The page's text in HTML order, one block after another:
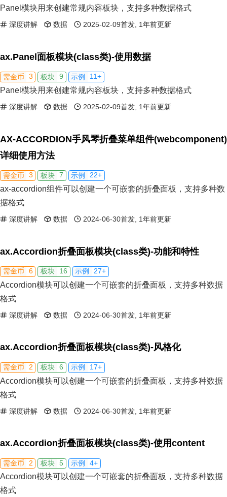
Panel模块用来创建常规内容板块，支持多种数据格式
深度讲解 数据 2025-02-09首发, 1年前更新
ax.Panel面板模块(class类)-使用数据
需金币 3 板块 9 示例 11+
Panel模块用来创建常规内容板块，支持多种数据格式
深度讲解 数据 2025-02-09首发, 1年前更新
AX-ACCORDION手风琴折叠菜单组件(webcomponent)
详细使用方法
需金币 3 板块 7 示例 22+
ax-accordion组件可以创建一个可嵌套的折叠面板，支持多种数
据格式
深度讲解 数据 2024-06-30首发, 1年前更新
ax.Accordion折叠面板模块(class类)-功能和特性
需金币 6 板块 16 示例 27+
Accordion模块可以创建一个可嵌套的折叠面板，支持多种数据
格式
深度讲解 数据 2024-06-30首发, 1年前更新
ax.Accordion折叠面板模块(class类)-风格化
需金币 2 板块 6 示例 17+
Accordion模块可以创建一个可嵌套的折叠面板，支持多种数据
格式
深度讲解 数据 2024-06-30首发, 1年前更新
ax.Accordion折叠面板模块(class类)-使用content
需金币 2 板块 5 示例 4+
Accordion模块可以创建一个可嵌套的折叠面板，支持多种数据
格式